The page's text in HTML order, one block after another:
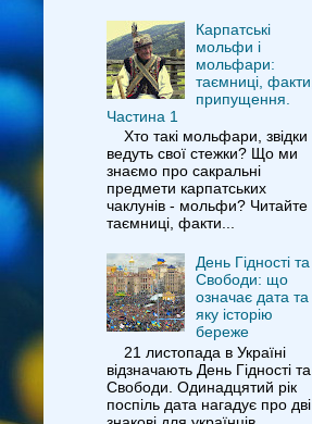
Карпатські
мольфи і
мольфари:
таємниці, факти,
припущення.
Частина 1
Хто такі мольфари, звідки
ведуть свої стежки? Що ми
знаємо про сакральні
предмети карпатських
чаклунів - мольфи? Читайте
таємниці, факти...
День Гідності та
Свободи: що
означає дата та
яку історію
береже
21 листопада в Україні
відзначають День Гідності та
Свободи. Одинадцятий рік
поспіль дата нагадує про дві